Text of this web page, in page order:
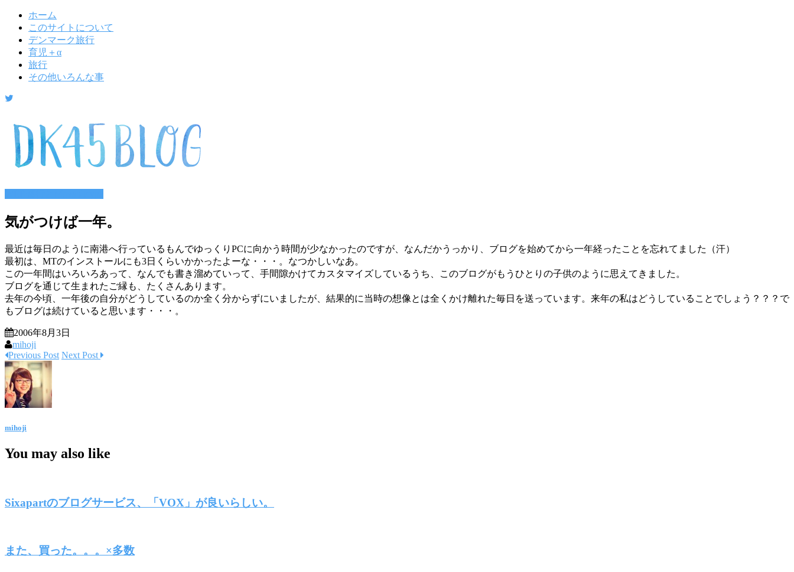
ホーム
このサイトについて
デンマーク旅行
育児＋α
旅行
その他いろんな事
気がつけば一年。
最近は毎日のように南港へ行っているもんでゆっくりPCに向かう時間が少なかったのですが、なんだかうっかり、ブログを始めてから一年経ったことを忘れてました（汗）
最初は、MTのインストールにも3日くらいかかったよーな・・・。なつかしいなあ。
この一年間はいろいろあって、なんでも書き溜めていって、手間隙かけてカスタマイズしているうち、このブログがもうひとりの子供のように思えてきました。
ブログを通じて生まれたご縁も、たくさんあります。
去年の今頃、一年後の自分がどうしているのか全く分からずにいましたが、結果的に当時の想像とは全くかけ離れた毎日を送っています。来年の私はどうしていることでしょう？？？で
もブログは続けていると思います・・・。
2006年8月3日
mihoji
Previous Post Next Post
mihoji
You may also like
Sixapartのブログサービス、「VOX」が良いらしい。
また、買った。。。×多数